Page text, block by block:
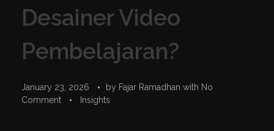
Desainer Video
Pembelajaran?
January 23, 2026 by Fajar Ramadhan with No
Comment
Insights